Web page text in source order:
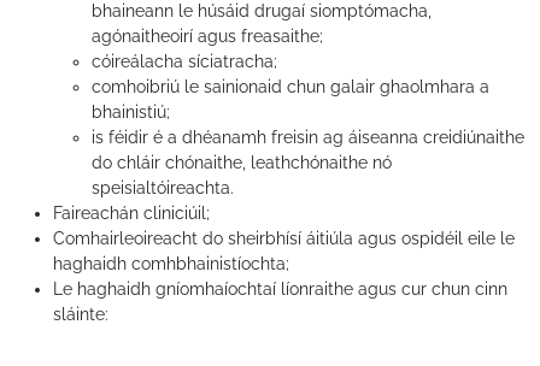
bhaineann le húsáid drugaí siomptómacha,
agónaitheoirí agus freasaithe;
cóireálacha síciatracha;
comhoibriú le sainionaid chun galair ghaolmhara a
bhainistiú;
is féidir é a dhéanamh freisin ag áiseanna creidiúnaithe
do chláir chónaithe, leathchónaithe nó
speisialtóireachta.
Faireachán cliniciúil;
Comhairleoireacht do sheirbhísí áitiúla agus ospidéil eile le
haghaidh comhbhainistíochta;
Le haghaidh gníomhaíochtaí líonraithe agus cur chun cinn
sláinte: